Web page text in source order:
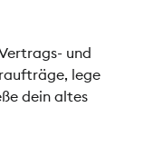
und
lege
dein altes